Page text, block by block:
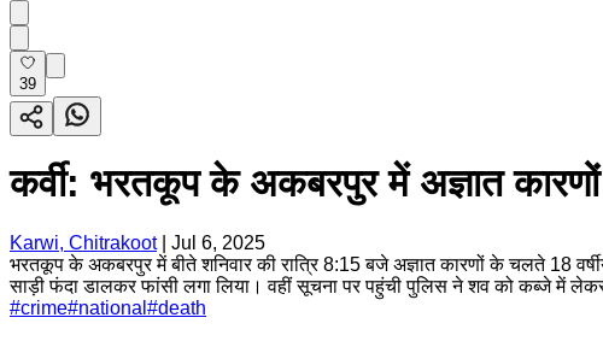
39
कर्वी: भरतकूप के अकबरपुर में अज्ञात
Karwi, Chitrakoot| Jul 6, 2025
भरतकूप के अकबरपुर में बीते शनिवार की रात्रि 8:15 बजे अज्ञात कारणों के चलते 18
साड़ी फंदा डालकर फांसी लगा लिया। वहीं सूचना पर पहुंची पुलिस ने शव को कब्जे में
#crime#national #death